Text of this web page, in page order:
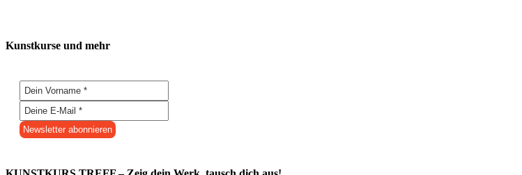
Kunstkurse und mehr